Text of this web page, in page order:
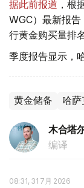
据此前报道 ，根
WGC）最新报
行黄金购买量排
季度报告显示，
黄金储备 哈萨
木合塔
编译
08:31, 31 7月 2026